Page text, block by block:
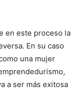
en este proceso la
En su caso
una mujer
a ser más exitosa